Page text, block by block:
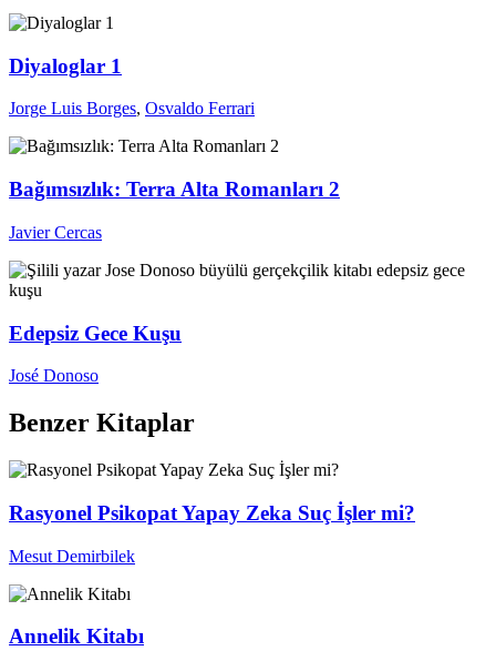
Diyaloglar 1
Jorge Luis Borges, Osvaldo Ferrari
Bağımsızlık: Terra Alta Romanları 2
Javier Cercas
Edepsiz Gece Kuşu
José Donoso
Benzer Kitaplar
Rasyonel Psikopat Yapay Zeka Suç İşler mi?
Mesut Demirbilek
Annelik Kitabı